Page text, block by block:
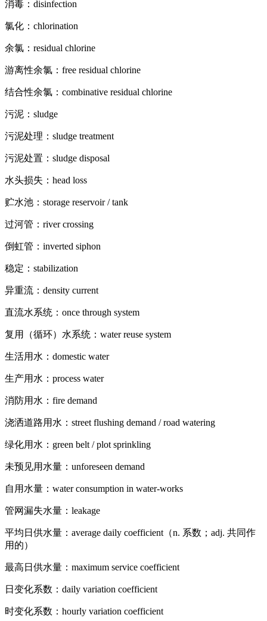
消毒：disinfection
氯化：chlorination
余氯：residual chlorine
游离性余氯：free residual chlorine
结合性余氯：combinative residual chlorine
污泥：sludge
污泥处理：sludge treatment
污泥处置：sludge disposal
水头损失：head loss
贮水池：storage reservoir / tank
过河管：river crossing
倒虹管：inverted siphon
稳定：stabilization
异重流：density current
直流水系统：once through system
复用（循环）水系统：water reuse system
生活用水：domestic water
生产用水：process water
消防用水：fire demand
浇洒道路用水：street flushing demand / road watering
绿化用水：green belt / plot sprinkling
未预见用水量：unforeseen demand
自用水量：water consumption in water-works
管网漏失水量：leakage
平均日供水量：average daily coefficient（n. 系数；adj. 共同作
用的）
最高日供水量：maximum service coefficient
日变化系数：daily variation coefficient
时变化系数：hourly variation coefficient